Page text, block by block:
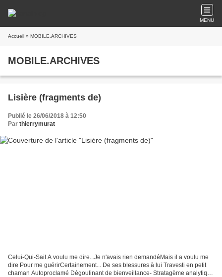
MENU
Accueil » MOBILE.ARCHIVES
MOBILE.ARCHIVES
Lisière (fragments de)
Publié le 26/06/2018 à 12:50
Par thierrymurat
Celui-Qui-Sait A voulu me dire...Je n'avais rien demandéMais il a voulu me
dire Pour me guérirCertainement... De ses blessures à lui Travesti en petit
chaman Autoproclamé Dégoulinant de bienveillance- Stratagème analytique